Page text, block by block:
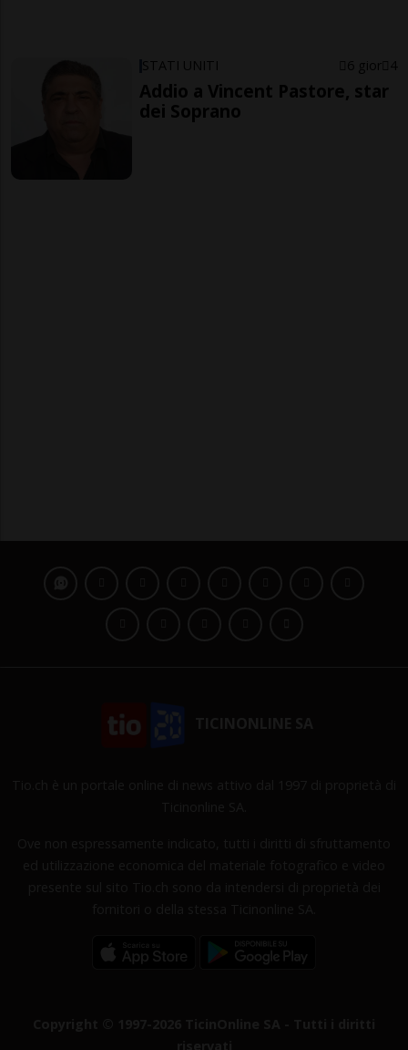
STATI UNITI 6 gior 4
Addio a Vincent Pastore, star
dei Soprano